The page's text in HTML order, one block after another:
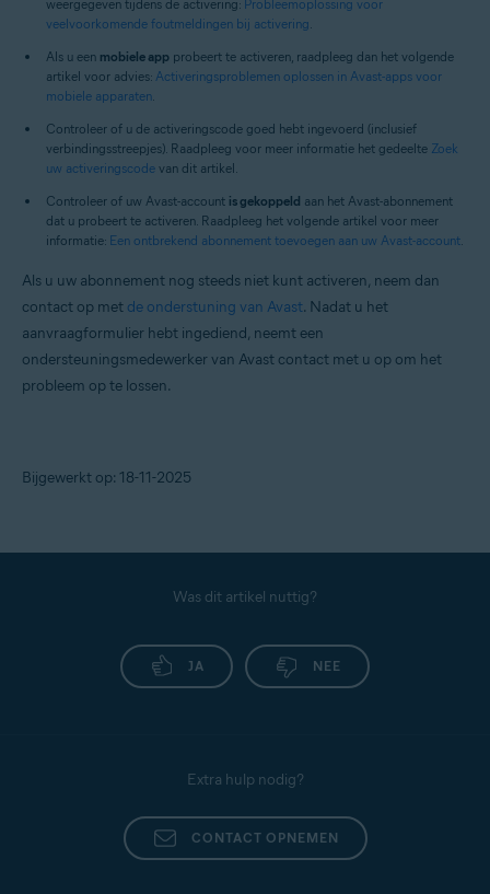
weergegeven tijdens de activering: Probleemoplossing voor
veelvoorkomende foutmeldingen bij activering.
Als u een mobiele app probeert te activeren, raadpleeg dan het volgende
artikel voor advies: Activeringsproblemen oplossen in Avast-apps voor
mobiele apparaten.
Controleer of u de activeringscode goed hebt ingevoerd (inclusief
verbindingsstreepjes). Raadpleeg voor meer informatie het gedeelte Zoek
uw activeringscode van dit artikel.
Controleer of uw Avast-account is gekoppeld aan het Avast-abonnement
dat u probeert te activeren. Raadpleeg het volgende artikel voor meer
informatie: Een ontbrekend abonnement toevoegen aan uw Avast-account.
Als u uw abonnement nog steeds niet kunt activeren, neem dan
contact op met de onderstuning van Avast. Nadat u het
aanvraagformulier hebt ingediend, neemt een
ondersteuningsmedewerker van Avast contact met u op om het
probleem op te lossen.
Bijgewerkt op: 18-11-2025
Was dit artikel nuttig?
JA NEE
Extra hulp nodig?
CONTACT OPNEMEN